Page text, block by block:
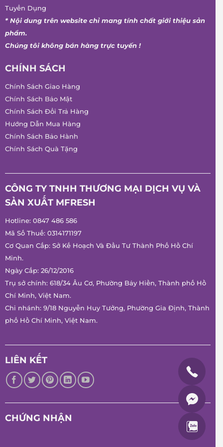
Tuyển Dụng
* Nội dung trên website chỉ mang tính chất giới thiệu sản
phẩm.
Chúng tôi không bán hàng trực tuyến !
CHÍNH SÁCH
Chính Sách Giao Hàng
Chính Sách Bảo Mật
Chính Sách Đổi Trả Hàng
Hướng Dẫn Mua Hàng
Chính Sách Bảo Hành
Chính Sách Quà Tặng
CÔNG TY TNHH THƯƠNG MẠI DỊCH VỤ VÀ
SẢN XUẤT MFRESH
Hotline: 0847 486 586
Mã Số Thuế: 0314171197
Cơ Quan Cấp: Sở Kế Hoạch Và Đầu Tư Thành Phố Hồ Chí
Minh.
Ngày Cấp: 26/12/2016
Trụ sở chính: 618/34 Âu Cơ, Phường Bảy Hiền, Thành phố Hồ
Chí Minh, Việt Nam.
Chi nhánh: 9/18 Nguyễn Huy Tưởng, Phường Gia Định, Thành
phố Hồ Chí Minh, Việt Nam.
LIÊN KẾT
CHỨNG NHẬN